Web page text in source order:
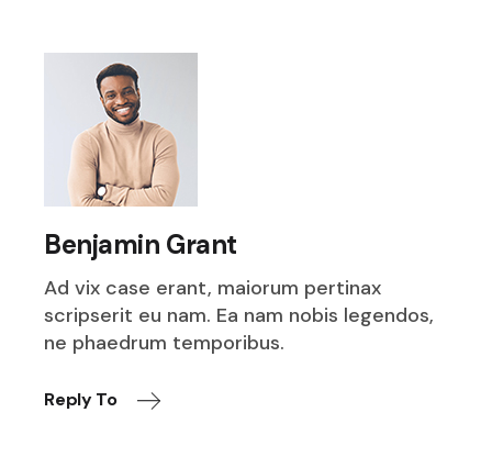
Benjamin Grant
Ad vix case erant, maiorum pertinax
scripserit eu nam. Ea nam nobis legendos,
ne phaedrum temporibus.
Reply To